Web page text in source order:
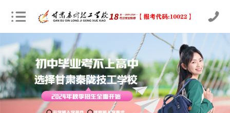
农业机械运维 30 26 技能证书+学历证书 立即预约